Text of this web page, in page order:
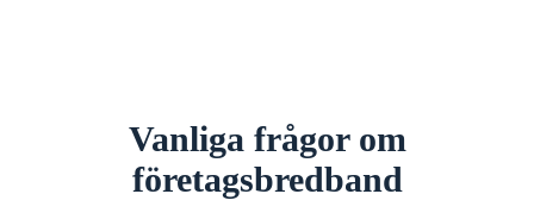
Vanliga frågor om
företagsbredband